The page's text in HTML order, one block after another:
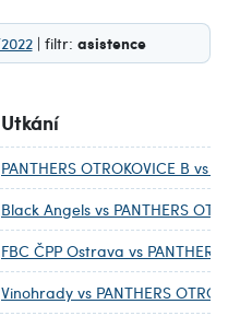
| filtr: asistence
Utkání
PANTHERS OTROKOVICE B vs
Black Angels vs PANTHERS
FBC ČPP Ostrava vs PANTHERS
Vinohrady vs PANTHERS